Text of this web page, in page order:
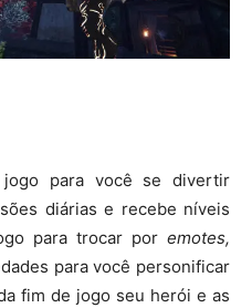
para você se divertir
diárias e recebe níveis
para trocar por emotes,
para você personificar
fim de jogo seu herói e as